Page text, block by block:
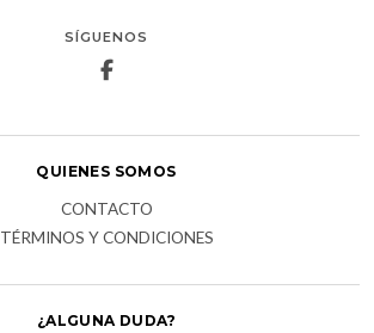
SÍGUENOS
QUIENES SOMOS
CONTACTO
TÉRMINOS Y CONDICIONES
¿ALGUNA DUDA?